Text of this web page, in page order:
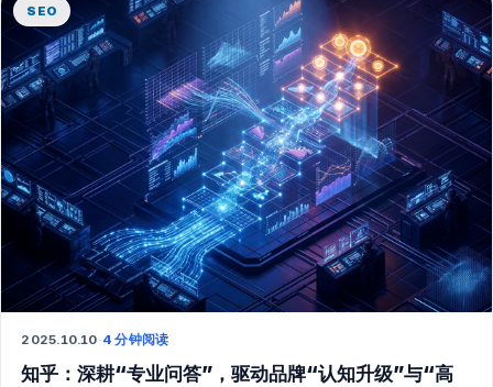
SEO
2025.10.10·4 分钟阅读
知乎：深耕“专业问答”，驱动品牌“认知升级”与“高